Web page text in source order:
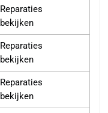
Reparaties
bekijken
Reparaties
bekijken
Reparaties
bekijken